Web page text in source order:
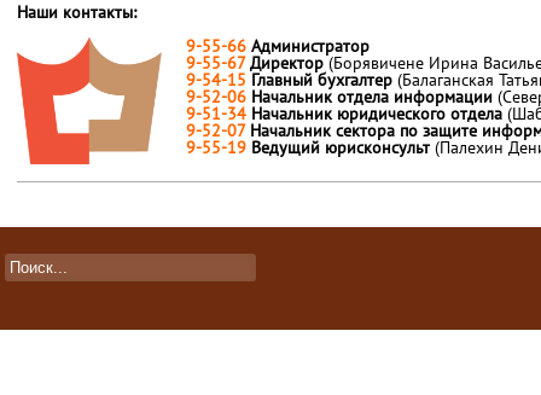
Наши контакты:
9-55-66 Администратор
9-55-67Директор(Борявичене Ирина
9-54-15 Главный бухгалтер (Балаганская
9-52-06 Начальник отдела информации
9-51-34 Начальник юридического отдела
9-52-07 Начальник сектора по защите
9-55-19 Ведущий юрисконсульт (Палехин